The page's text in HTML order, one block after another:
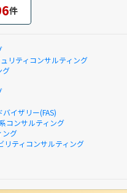
件
リティコンサルティング
グ
イザリー(FAS)
コンサルティング
ング
リティコンサルティング